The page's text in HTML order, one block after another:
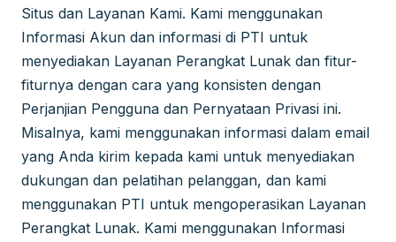
Situs dan Layanan Kami. Kami menggunakan
Informasi Akun dan informasi di PTI untuk
menyediakan Layanan Perangkat Lunak dan fitur-
fiturnya dengan cara yang konsisten dengan
Perjanjian Pengguna dan Pernyataan Privasi ini.
Misalnya, kami menggunakan informasi dalam email
yang Anda kirim kepada kami untuk menyediakan
dukungan dan pelatihan pelanggan, dan kami
menggunakan PTI untuk mengoperasikan Layanan
Perangkat Lunak. Kami menggunakan Informasi